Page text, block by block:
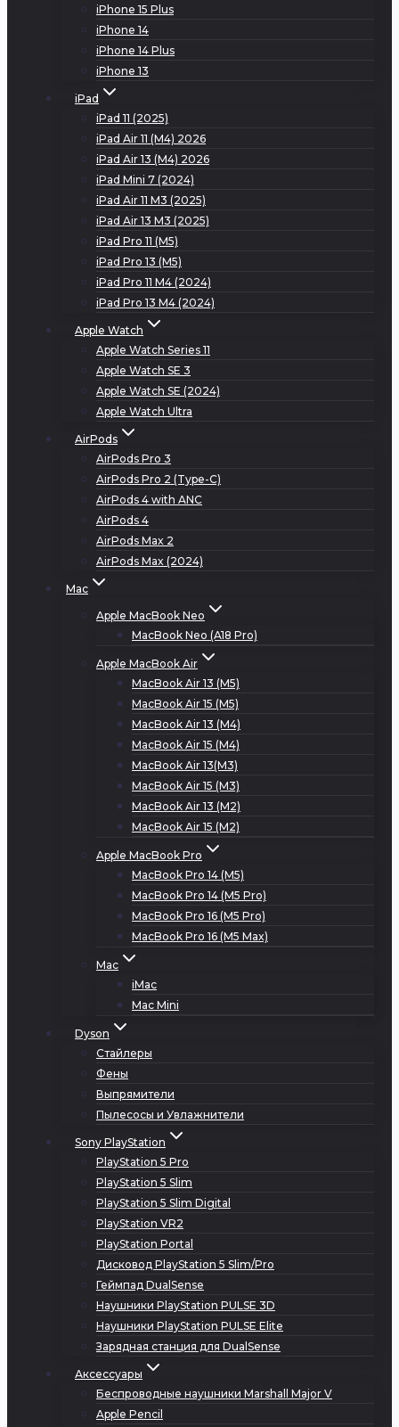
iPhone 15 Plus
iPhone 14
iPhone 14 Plus
iPhone 13
iPad
iPad 11 (2025)
iPad Air 11 (M4) 2026
iPad Air 13 (M4) 2026
iPad Mini 7 (2024)
iPad Air 11 M3 (2025)
iPad Air 13 M3 (2025)
iPad Pro 11 (M5)
iPad Pro 13 (M5)
iPad Pro 11 M4 (2024)
iPad Pro 13 M4 (2024)
Apple Watch
Apple Watch Series 11
Apple Watch SE 3
Apple Watch SE (2024)
Apple Watch Ultra
AirPods
AirPods Pro 3
AirPods Pro 2 (Type-C)
AirPods 4 with ANC
AirPods 4
AirPods Max 2
AirPods Max (2024)
Mac
Apple MacBook Neo
MacBook Neo (A18 Pro)
Apple MacBook Air
MacBook Air 13 (M5)
MacBook Air 15 (M5)
MacBook Air 13 (M4)
MacBook Air 15 (M4)
MacBook Air 13(M3)
MacBook Air 15 (M3)
MacBook Air 13 (M2)
MacBook Air 15 (M2)
Apple MacBook Pro
MacBook Pro 14 (M5)
MacBook Pro 14 (M5 Pro)
MacBook Pro 16 (M5 Pro)
MacBook Pro 16 (M5 Max)
Mac
iMac
Mac Mini
Dyson
Стайлеры
Фены
Выпрямители
Пылесосы и Увлажнители
Sony PlayStation
PlayStation 5 Pro
PlayStation 5 Slim
PlayStation 5 Slim Digital
PlayStation VR2
PlayStation Portal
Дисковод PlayStation 5 Slim/Pro
Геймпад DualSense
Наушники PlayStation PULSE 3D
Наушники PlayStation PULSE Elite
Зарядная станция для DualSense
Аксессуары
Беспроводные наушники Marshall Major V
Apple Pencil